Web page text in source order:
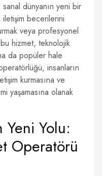
dünyanın yeni bir
iletişim becerilerini
veya profesyonel
hizmet, teknolojik
da popüler hale
insanların
kurmasına ve
yaşamasına olanak
Yeni Yolu:
Operatörü